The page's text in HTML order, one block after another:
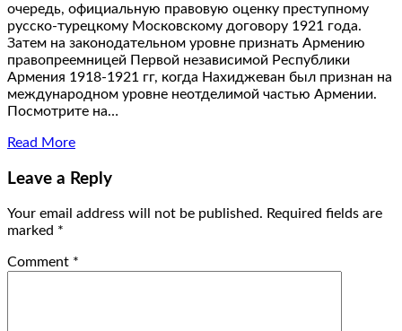
очередь, официальную правовую оценку преступному
русско-турецкому Московскому договору 1921 года.
Затем на законодательном уровне признать Армению
правопреемницей Первой независимой Республики
Армения 1918-1921 гг, когда Нахиджеван был признан на
международном уровне неотделимой частью Армении.
Посмотрите на…
Read More
Leave a Reply
Your email address will not be published. Required fields are
marked *
Comment *